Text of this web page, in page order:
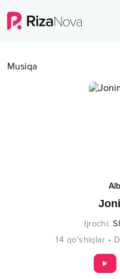
Musiqa
Ijrochi:
14 qo‘shiqlar •